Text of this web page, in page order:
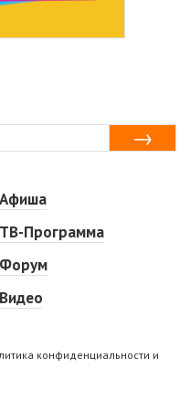
Афиша
ТВ-Программа
Форум
Видео
конфиденциальности и